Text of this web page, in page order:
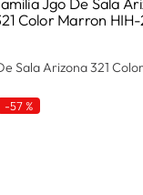
Sala Arizona 321
-57 %